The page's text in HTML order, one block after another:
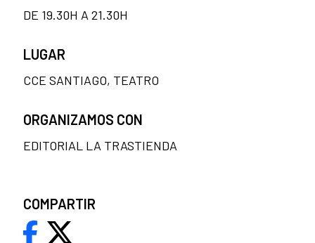
DE 19.30H A 21.30H
LUGAR
CCE SANTIAGO, TEATRO
ORGANIZAMOS CON
EDITORIAL LA TRASTIENDA
COMPARTIR